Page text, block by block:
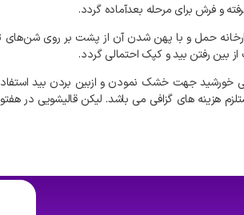
و فرش برای مرحله بعدآماده گردد.
حمل و با پهن شدن آن از پشت بر روی شن‌های
از بین رفتن بیدو کپک احتمالی گردد.
خورشید جهت خشک نمودن و ازبین بردن بید
هزینه های گزافی می باشد. لیکن قالیشویی در